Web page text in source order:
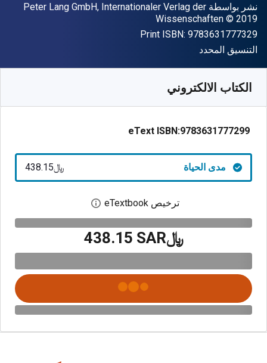
الناشر
نشر بواسطة Peter Lang GmbH, Internationaler Verlag der
Wissenschaften
حقوق الطبع والنشر © 2019
Print ISBN: 9783631777329
شكل
التنسيق المحدد
الكتاب الالكتروني
eText ISBN:9783631777299
مدى الحياة ﷼‎438.15
ترخيص eTextbook افتح مربع حوار
﷼‎438.15 SAR